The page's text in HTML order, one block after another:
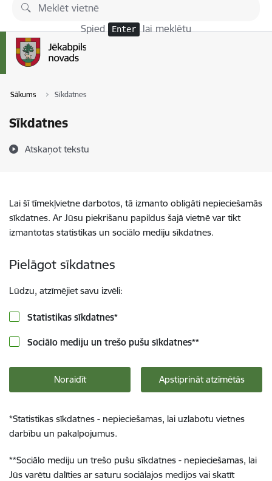
Pāriet uz lapas saturu
Spied Enter lai meklētu
Sākums Sīkdatnes
Sīkdatnes
Atskaņot tekstu
Lai šī tīmekļvietne darbotos, tā izmanto obligāti nepieciešamās
sīkdatnes. Ar Jūsu piekrišanu papildus šajā vietnē var tikt
izmantotas statistikas un sociālo mediju sīkdatnes.
Pielāgot sīkdatnes
Lūdzu, atzīmējiet savu izvēli:
Statistikas sīkdatnes*
Sociālo mediju un trešo pušu sīkdatnes**
Noraidīt Apstiprināt atzīmētās
*Statistikas sīkdatnes - nepieciešamas, lai uzlabotu vietnes
darbību un pakalpojumus.
**Sociālo mediju un trešo pušu sīkdatnes - nepieciešamas, lai
Jūs varētu dalīties ar saturu sociālajos medijos vai skatīt